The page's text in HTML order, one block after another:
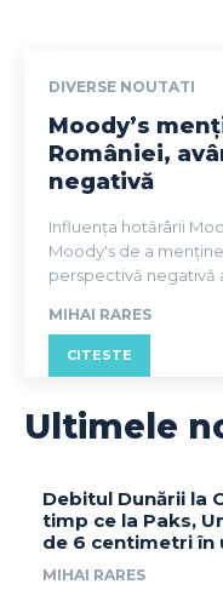
DIVERSE NOUTATI
Moody’s
României,
negativă
Influența hotărârii
Moody's de a
perspectivă negativă
MIHAI RARES
CITESTE
Ultimele
Debitul Dunării la
timp ce la Paks,
de 6 centimetri în
MIHAI RARES